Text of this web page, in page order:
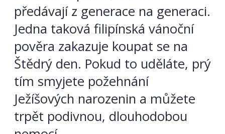
předávají z generace na generaci.
Jedna taková filipínská vánoční
pověra zakazuje koupat se na
Štědrý den. Pokud to uděláte, prý
tím smyjete požehnání
Ježíšových narozenin a můžete
trpět podivnou, dlouhodobou